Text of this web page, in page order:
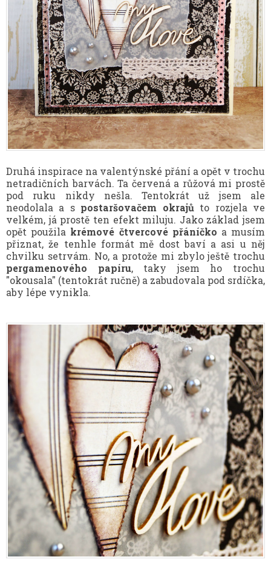
Druhá inspirace na valentýnské přání a opět v trochu
netradičních barvách. Ta červená a růžová mi prostě
pod ruku nikdy nešla. Tentokrát už jsem ale
neodolala a s postaršovačem okrajůto rozjela ve
velkém, já prostě ten efekt miluju. Jako základ jsem
opět použila krémové čtvercové přáníčko a musím
přiznat, že tenhle formát mě dost baví a asi u něj
chvilku setrvám. No, a protože mi zbylo ještě trochu
pergamenového papíru, taky jsem ho trochu
"okousala" (tentokrát ručně) a zabudovala pod srdíčka,
aby lépe vynikla.